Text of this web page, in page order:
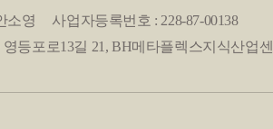
영 사업자등록번호 : 228-87-00138
등포로13길 21, BH메타플렉스지식산업